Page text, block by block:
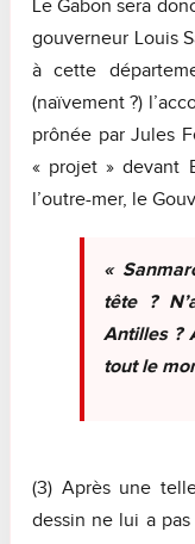
Le Gabon sera
gouverneur Louis
à cette
(naïvement ?)
prônée par Jules
« projet » devant
l’outre-mer, le
«
tête ?
Antilles ?
tout le
(3) Après une
dessin ne lui a